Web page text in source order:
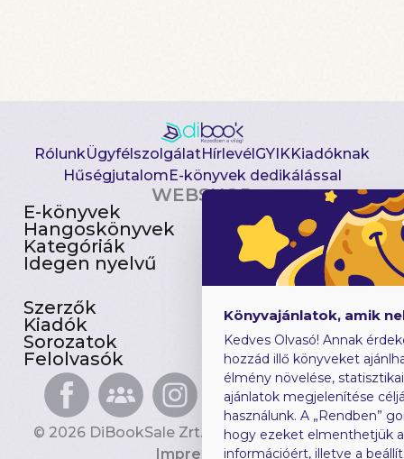
RólunkÜgyfélszolgálatHírlevélGYIKKiadóknak
HűségjutalomE-könyvek dedikálással
WEBSHOP
E-könyvek
Hangoskönyvek
Kategóriák
Idegen nyelvű
Csomagajánlatok
Akciósak
Előjegyezhetők
Újdonságok
Szerzők
Kiadók
Sorozatok
Felolvasók
Gyerekkönyvek
Heti toplista
Ajándékutalvány
Blog
© 2026 DiBookSale Zrt. Minden jog fenntartva.
Impresszum
Könyvajánlatok, amik
Kedves Olvasó! Annak
hozzád illő könyveket
élmény növelése,
ajánlatok megjelenítése
használunk. A „Rendben”
hogy ezeket elmenthetjük
információért, illetve a